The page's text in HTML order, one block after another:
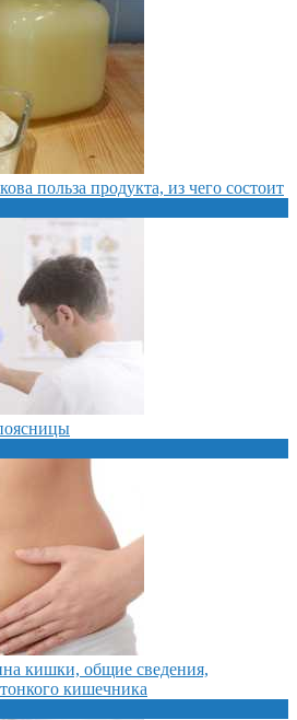
польза продукта, из чего состоит
кишки, общие сведения,
кишечника